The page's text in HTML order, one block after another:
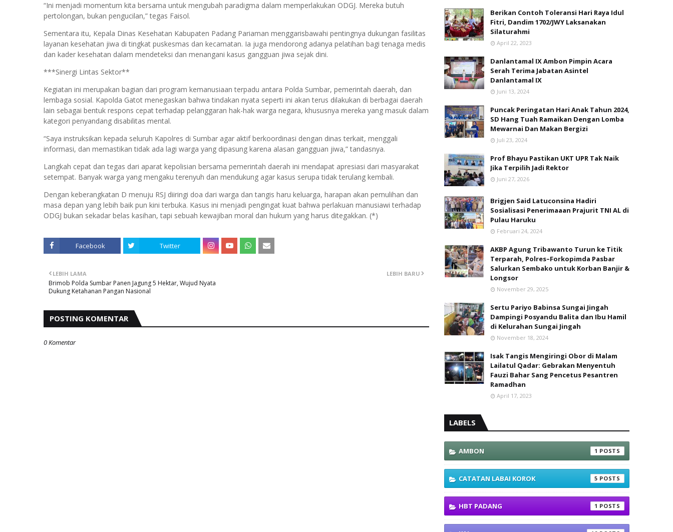
“Ini menjadi momentum kita bersama untuk mengubah paradigma dalam memperlakukan ODGJ. Mereka butuh
pertolongan, bukan pengucilan,” tegas Faisol.
Sementara itu, Kepala Dinas Kesehatan Kabupaten Padang Pariaman menggarisbawahi pentingnya dukungan fasilitas
layanan kesehatan jiwa di tingkat puskesmas dan kecamatan. Ia juga mendorong adanya pelatihan bagi tenaga medis
dan kader kesehatan dalam mendeteksi dan menangani kasus gangguan jiwa sejak dini.
***Sinergi Lintas Sektor**
Kegiatan ini merupakan bagian dari program kemanusiaan terpadu antara Polda Sumbar, pemerintah daerah, dan
lembaga sosial. Kapolda Gatot menegaskan bahwa tindakan nyata seperti ini akan terus dilakukan di berbagai daerah
lain sebagai bentuk respons cepat terhadap pelanggaran hak-hak warga negara, khususnya mereka yang masuk dalam
kategori penyandang disabilitas mental.
“Saya instruksikan kepada seluruh Kapolres di Sumbar agar aktif berkoordinasi dengan dinas terkait, menggali
informasi, dan memastikan tidak ada lagi warga yang dipasung karena alasan gangguan jiwa,” tandasnya.
Langkah cepat dan tegas dari aparat kepolisian bersama pemerintah daerah ini mendapat apresiasi dari masyarakat
setempat. Banyak warga yang mengaku terenyuh dan mendukung agar kasus serupa tidak terulang kembali.
Dengan keberangkatan D menuju RSJ diiringi doa dari warga dan tangis haru keluarga, harapan akan pemulihan dan
masa depan yang lebih baik pun kini terbuka. Kasus ini menjadi pengingat kuat bahwa perlakuan manusiawi terhadap
ODGJ bukan sekadar belas kasihan, tapi sebuah kewajiban moral dan hukum yang harus ditegakkan. (*)
Facebook Twitter
LEBIH BARU
LEBIH LAMA
Brimob Polda Sumbar Panen Jagung 5 Hektar, Wujud Nyata
Dukung Ketahanan Pangan Nasional
POSTING KOMENTAR
0 Komentar
Berikan Contoh Toleransi Hari Raya Idul
Fitri, Dandim 1702/JWY Laksanakan
Silaturahmi
April 22, 2023
Danlantamal IX Ambon Pimpin Acara
Serah Terima Jabatan Asintel
Danlantamal IX
Juni 13, 2024
Puncak Peringatan Hari Anak Tahun 2024,
SD Hang Tuah Ramaikan Dengan Lomba
Mewarnai Dan Makan Bergizi
Juli 23, 2024
Prof Bhayu Pastikan UKT UPR Tak Naik
Jika Terpilih Jadi Rektor
Juni 27, 2026
Brigjen Said Latuconsina Hadiri
Sosialisasi Penerimaaan Prajurit TNI AL di
Pulau Haruku
Februari 24, 2024
AKBP Agung Tribawanto Turun ke Titik
Terparah, Polres–Forkopimda Pasbar
Salurkan Sembako untuk Korban Banjir &
Longsor
November 29, 2025
Sertu Pariyo Babinsa Sungai Jingah
Dampingi Posyandu Balita dan Ibu Hamil
di Kelurahan Sungai Jingah
November 18, 2024
Isak Tangis Mengiringi Obor di Malam
Lailatul Qadar: Gebrakan Menyentuh
Fauzi Bahar Sang Pencetus Pesantren
Ramadhan
April 17, 2023
LABELS
AMBON 1
CATATAN LABAI KOROK 5
HBT PADANG 1